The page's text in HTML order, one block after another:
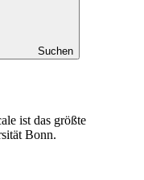
Suchen
ist das größte
Bonn.